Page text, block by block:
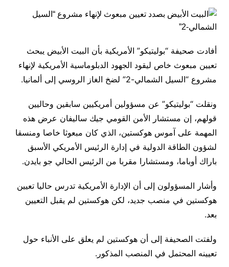
أفادت صحيفة “بوليتيكو” الأمريكية بأن البيت الأبيض يبحث
تعيين مبعوث خاص ليقود الجهود الدبلوماسية الأمريكية لإنهاء
مشروع “السيل الشمالي-2” لضخ الغاز الروسي إلى ألمانيا.
ونقلت “بوليتيكو” عن مسؤولين أمريكيين سابقين وحاليين
قولهم، إن مستشار الأمن القومي جيك ساليفان عرض هذه
المهمة على آموس هوكستين، الذي كان مبعوثا خاصا ومنسقا
لشؤون الطاقة الدولية في إدارة الرئيس الأمريكي الأسبق
باراك أوباما، ومستشارا مقربا من الرئيس الحالي جو بايدن.
وأشار المسؤولون إلى أن الإدارة الأمريكية تدرس حاليا تعيين
هوكستين في منصب جديد، لكن هوكستين لم يقبل التعيين
بعد.
ولفتت الصحيفة إلى أن هوكستين لم يعلق على الأنباء حول
تعيينه المحتمل في المنصب المذكور.